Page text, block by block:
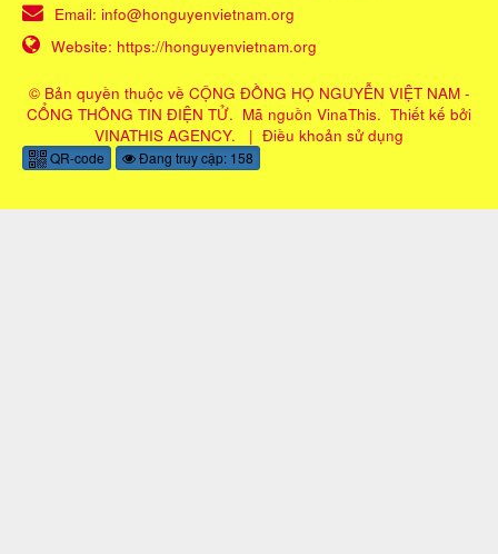
Email: info@honguyenvietnam.org
Website: https://honguyenvietnam.org
© Bản quyền thuộc về CỘNG ĐỒNG HỌ NGUYỄN VIỆT NAM -
CỔNG THÔNG TIN ĐIỆN TỬ. Mã nguồn VinaThis. Thiết kế bởi
VINATHIS AGENCY. | Điều khoản sử dụng
QR-code Đang truy cập: 158